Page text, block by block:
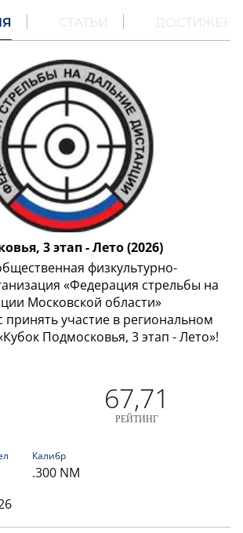
СТАТЬИ
3 этап - Лето (2026)
физкультурно-
«Федерация стрельбы на
Московской области»
принять участие в региональном
Подмосковья, 3 этап - Лето»!
67,71
РЕЙТИНГ
Калибр
.300 NM